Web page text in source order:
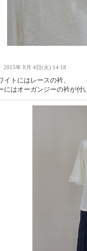
2015年 8月 4日(火) 14:18
イトにはレースの衿、
にはオーガンジーの衿が付